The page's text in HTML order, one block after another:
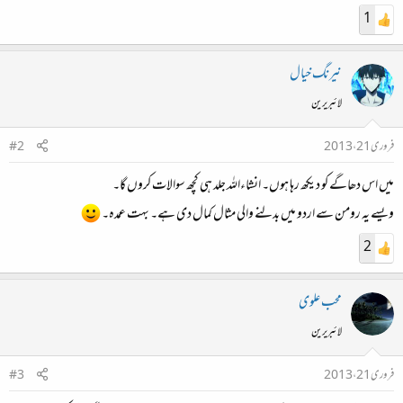
1
نیرنگ خیال
لائبریرین
فروری 21، 2013
#2
میں اس دھاگے کو دیکھ رہا ہوں۔ انشاءاللہ جلد ہی کچھ سوالات کروں گا۔
ویسے یہ رومن سے اردو میں بدلنے والی مثال کمال دی ہے۔ بہت عمدہ۔
2
محب علوی
لائبریرین
فروری 21، 2013
#3